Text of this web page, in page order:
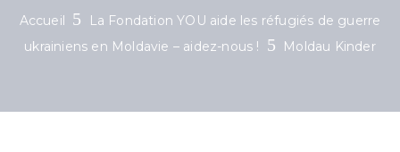
Accueil
La Fondation YOU aide les réfugiés de guerre
ukrainiens en Moldavie – aidez-nous !
Moldau Kinder